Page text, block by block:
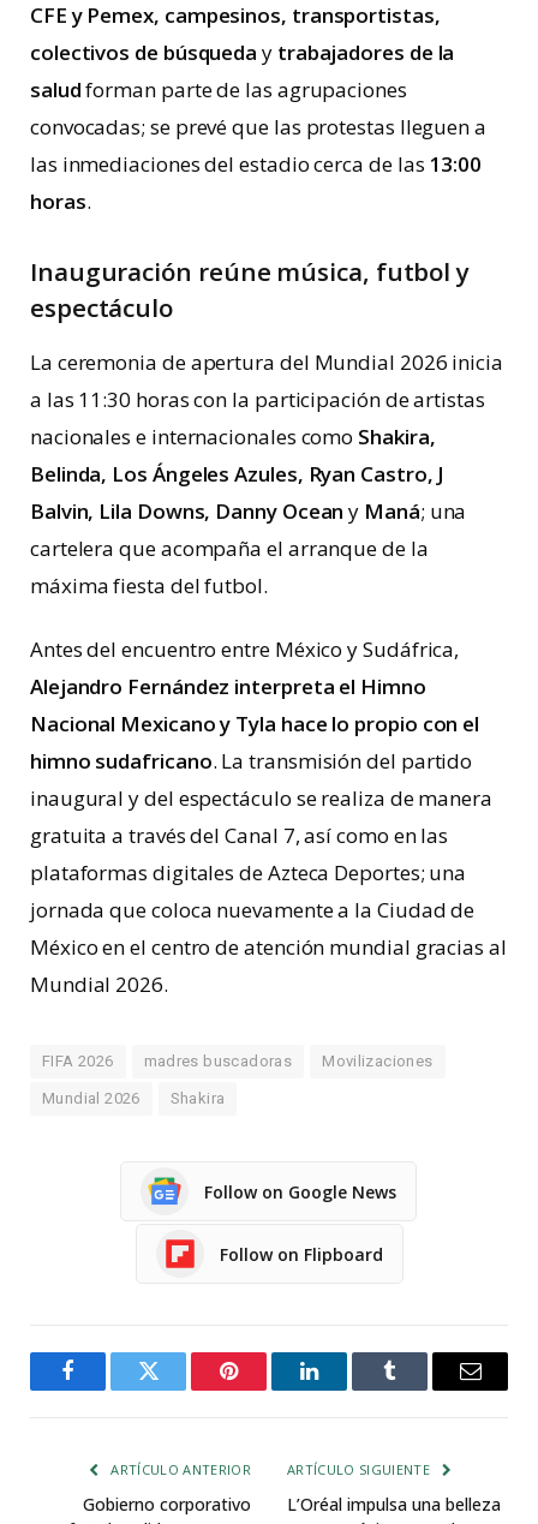
CFE y Pemex, campesinos, transportistas,
colectivos de búsqueday trabajadores de la
saludforman parte de las agrupaciones
convocadas; se prevé que las protestas lleguen a
las inmediaciones del estadio cerca de las 13:00
horas.
Inauguración reúne música, futbol y
espectáculo
La ceremonia de apertura del Mundial 2026 inicia
a las 11:30 horas con la participación de artistas
nacionales e internacionales como Shakira,
Belinda, Los Ángeles Azules, Ryan Castro, J
Balvin, Lila Downs, Danny Oceany Maná; una
cartelera que acompaña el arranque de la
máxima fiesta del futbol.
Antes del encuentro entre México y Sudáfrica,
Alejandro Fernández interpreta el Himno
Nacional Mexicano y Tyla hace lo propio con el
himno sudafricano. La transmisión del partido
inaugural y del espectáculo se realiza de manera
gratuita a través del Canal 7, así como en las
plataformas digitales de Azteca Deportes; una
jornada que coloca nuevamente a la Ciudad de
México en el centro de atención mundial gracias al
Mundial 2026.
FIFA 2026 madres buscadoras Movilizaciones
Mundial 2026 Shakira
Follow on Google News
Follow on Flipboard
FacebookTwitter Pinterest LinkedInTumblr Email
ARTÍCULO ANTERIOR
Gobierno corporativo
ARTÍCULO SIGUIENTE
L’Oréal impulsa una belleza